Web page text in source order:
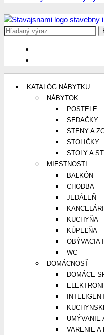
Stavajsnami.sk
Stavebníctvo, stavby, byty,
Search
KATALÓG NÁBYTKU
NÁBYTOK
POSTELE
SEDAČKY
STENY A
STOLIČKY
STOLY A
MIESTNOSTI
BALKÓN
CHODBA
JEDÁLEŇ
KUCHYŇA
KÚPEĽŇA
OBÝVACIA
WC
DOMÁCNOSŤ
DOMÁCE
UMÝVANIE
VARENIE A